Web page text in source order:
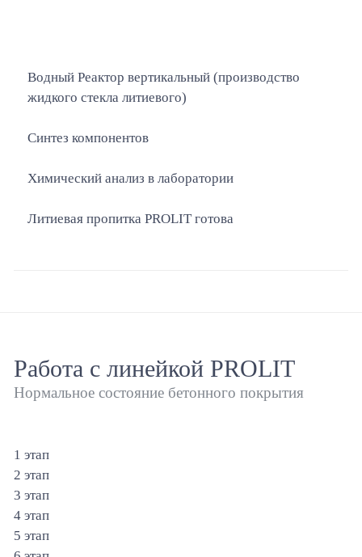
Водный Реактор вертикальный (производство
жидкого стекла литиевого)
Синтез компонентов
Химический анализ в лаборатории
Литиевая пропитка PROLIT готова
Работа с линейкой PROLIT
Нормальное состояние бетонного покрытия
1 этап
2 этап
3 этап
4 этап
5 этап